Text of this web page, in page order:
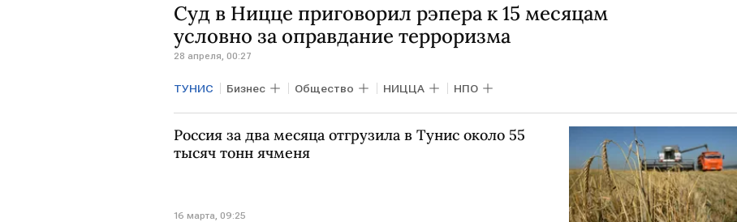
Суд в Ницце приговорил рэпера к 15 месяцам
условно за оправдание терроризма
28 апреля, 00:27
ТУНИС Бизнес Общество НИЦЦА НПО
Россия за два месяца отгрузила в Тунис около 55
тысяч тонн ячменя
16 марта, 09:25